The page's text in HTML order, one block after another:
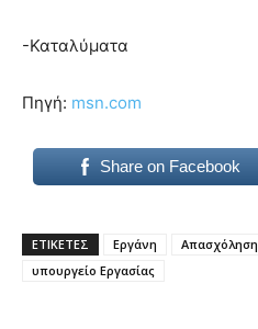
-Καταλύματα
Πηγή: msn.com
Share on Facebook
ΕΤΙΚΕΤΕΣ Eργάνη Απασχόληση
υπουργείο Εργασίας